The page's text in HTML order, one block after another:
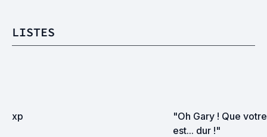
LISTES
xp
"Oh Gary ! Que
est... dur !"